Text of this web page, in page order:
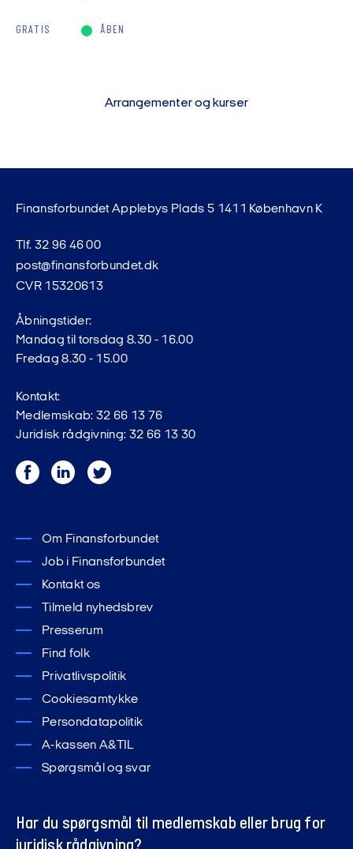
GRATIS ÅBEN
Arrangementer og kurser
Finansforbundet Applebys Plads 5 1411 København K
Tlf. 32 96 46 00
post@finansforbundet.dk
CVR 15320613
Åbningstider:
Mandag til torsdag 8.30 - 16.00
Fredag 8.30 - 15.00
Kontakt:
Medlemskab: 32 66 13 76
Juridisk rådgivning: 32 66 13 30
FacebookLinkedInTwitter
Om Finansforbundet
Job i Finansforbundet
Kontakt os
Tilmeld nyhedsbrev
Presserum
Find folk
Privatlivspolitik
Cookiesamtykke
Persondatapolitik
A-kassen A&TIL
Spørgsmål og svar
Har du spørgsmål til medlemskab eller brug for